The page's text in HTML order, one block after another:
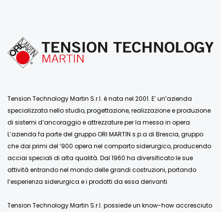
Tension Technology Martin S.r.l. è nata nel 2001. E’ un’azienda
specializzata nello studio, progettazione, realizzazione e produzione
di sistemi d’ancoraggio e attrezzature per la messa in opera.
L’azienda fa parte del gruppo ORI MARTIN s.p.a di Brescia, gruppo
che dai primi del ‘900 opera nel comparto siderurgico, producendo
acciai speciali di alta qualità. Dal 1960 ha diversificato le sue
attività entrando nel mondo delle grandi costruzioni, portando
l’esperienza siderurgica e i prodotti da essa derivanti.
Tension Technology Martin S.r.l. possiede un know-how accresciuto